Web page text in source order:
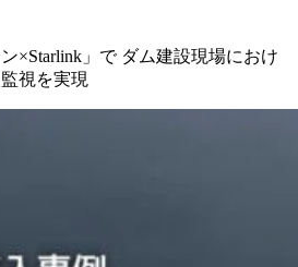
×Starlink」で ダム建設現場におけ
視を実現